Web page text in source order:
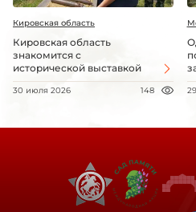
Кировская область
Кировская область
знакомится с
исторической выставкой
30 июля 2026 148